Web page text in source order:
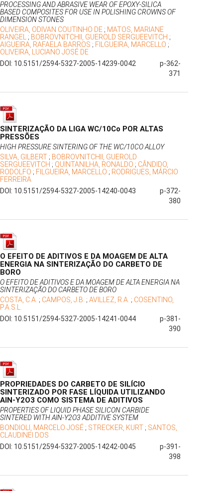
PROCESSING AND ABRASIVE WEAR OF EPOXY-SILICA
BASED COMPOSITES FOR USE IN POLISHING CROWNS OF
DIMENSION STONES
OLIVEIRA, ODIVAN COUTINHO DE ; MATOS, MARIANE
RANGEL ; BOBROVNITCHII, GUEROLD SERGUEEVITCH ;
AIGUEIRA, RAFAELA BARROS ; FILGUEIRA, MARCELLO ;
OLIVEIRA, LUCIANO JOSÉ DE
DOI: 10.5151/2594-5327-2005-14239-0042
p-362-
371
SINTERIZAÇÃO DA LIGA WC/10Co POR ALTAS
PRESSÕES
HIGH PRESSURE SINTERING OF THE WC/10CO ALLOY
SILVA, GILBERT ; BOBROVNITCHII, GUEROLD
SERGUEEVITCH ; QUINTANILHA, RONALDO ; CÂNDIDO,
RODOLFO ; FILGUEIRA, MARCELLO ; RODRIGUES, MÁRCIO
FERREIRA
DOI: 10.5151/2594-5327-2005-14240-0043
p-372-
380
O EFEITO DE ADITIVOS E DA MOAGEM DE ALTA
ENERGIA NA SINTERIZAÇÃO DO CARBETO DE
BORO
O EFEITO DE ADITIVOS E DA MOAGEM DE ALTA ENERGIA NA
SINTERIZAÇÃO DO CARBETO DE BORO
COSTA, C.A. ; CAMPOS, J.B. ; AVILLEZ, R.A. ; COSENTINO,
P.A.S.L.
DOI: 10.5151/2594-5327-2005-14241-0044
p-381-
390
PROPRIEDADES DO CARBETO DE SILÍCIO
SINTERIZADO POR FASE LÍQUIDA UTILIZANDO
AlN-Y2O3 COMO SISTEMA DE ADITIVOS
PROPERTIES OF LIQUID PHASE SILICON CARBIDE
SINTERED WITH AlN-Y2O3 ADDITIVE SYSTEM
BONDIOLI, MARCELO JOSÉ ; STRECKER, KURT ; SANTOS,
CLAUDINEI DOS
DOI: 10.5151/2594-5327-2005-14242-0045
p-391-
398